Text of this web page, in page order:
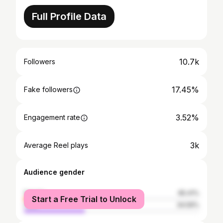
Full Profile Data
Followers 10.7k
Fake followers 17.45%
Engagement rate 3.52%
Average Reel plays 3k
Audience gender
female
male
Start a Free Trial to Unlock